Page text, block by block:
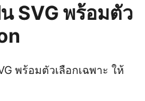
SVG พร้อมตัว
พร้อมตัวเลือกเฉพาะ ให้